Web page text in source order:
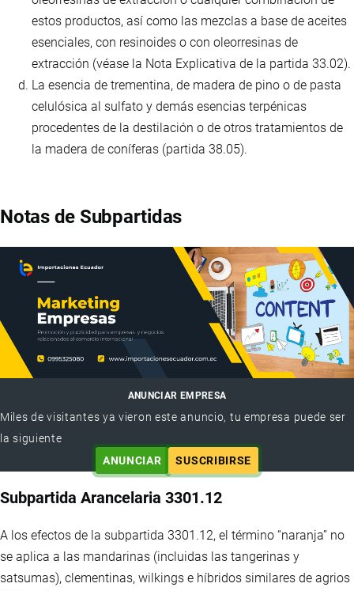
estos productos, así como las mezclas a base de aceites
esenciales, con resinoides o con oleorresinas de
extracción (véase la Nota Explicativa de la partida 33.02).
La esencia de trementina, de madera de pino o de pasta
celulósica al sulfato y demás esencias terpénicas
procedentes de la destilación o de otros tratamientos de
la madera de coníferas (partida 38.05).
Notas de Subpartidas
ANUNCIAR EMPRESA
Miles de visitantes ya vieron este anuncio, tu empresa puede ser
la siguiente
ANUNCIAR
SUSCRIBIRSE
Subpartida Arancelaria 3301.12
A los efectos de la subpartida 3301.12, el término “naranja” no
se aplica a las mandarinas (incluidas las tangerinas y
satsumas), clementinas, wilkings e híbridos similares de agrios